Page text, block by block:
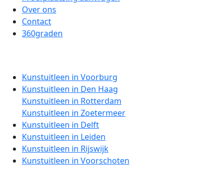
Over ons
Contact
360graden
Kunstuitleen in Voorburg
Kunstuitleen in Den Haag
Kunstuitleen in Rotterdam
Kunstuitleen in Zoetermeer
Kunstuitleen in Delft
Kunstuitleen in Leiden
Kunstuitleen in Rijswijk
Kunstuitleen in Voorschoten